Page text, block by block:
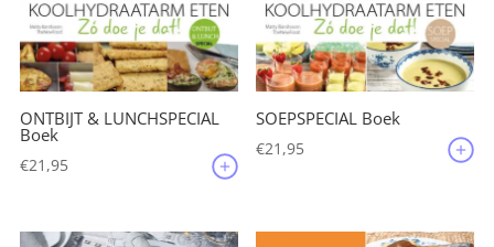
ONTBIJT & LUNCHSPECIAL
Boek
€21,95
SOEPSPECIAL Boek
€21,95